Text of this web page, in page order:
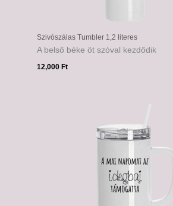
Szivószálas Tumbler 1,2 literes
A belső béke öt szóval kezdődik
12,000Ft